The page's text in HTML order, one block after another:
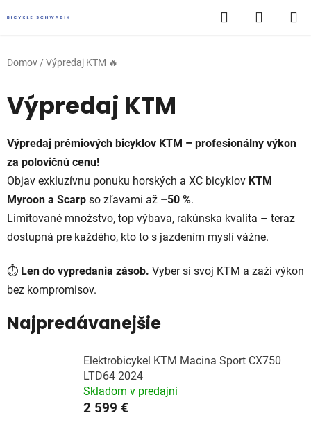
na
obsah
Hľadať
KOŠÍK
Domov / Výpredaj KTM 🔥
Výpredaj KTM
Výpredaj prémiových bicyklov KTM – profesionálny výkon
za polovičnú cenu!
Objav exkluzívnu ponuku horských a XC bicyklov KTM
Myroon a Scarp so zľavami až –50 %.
Limitované množstvo, top výbava, rakúnska kvalita – teraz
dostupná pre každého, kto to s jazdením myslí vážne.
⏱️ Len do vypredania zásob. Vyber si svoj KTM a zaži výkon
bez kompromisov.
Najpredávanejšie
Elektrobicykel KTM Macina Sport CX750
LTD64 2024
Skladom v predajni
2 599 €